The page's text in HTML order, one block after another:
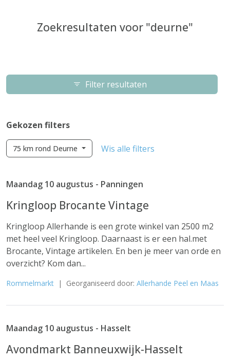
Zoekresultaten voor "deurne"
Filter resultaten
Gekozen filters
75 km rond Deurne Wis alle filters
Maandag 10 augustus - Panningen
Kringloop Brocante Vintage
Kringloop Allerhande is een grote winkel van 2500 m2
met heel veel Kringloop. Daarnaast is er een hal.met
Brocante, Vintage artikelen. En ben je meer van orde en
overzicht? Kom dan...
Rommelmarkt | Georganiseerd door: Allerhande Peel en Maas
Maandag 10 augustus - Hasselt
Avondmarkt Banneuxwijk-Hasselt